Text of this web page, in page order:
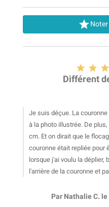

  
Différent
Je suis déçue. La
à la photo illustrée. De
cm. Et on dirait que le
couronne était repliée pour
lorsque j'ai voulu la déplier,
l'arrière de la couronne et
Par Nathalie C.